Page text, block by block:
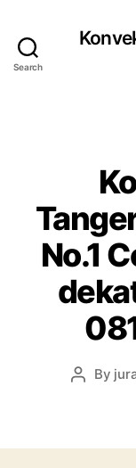
Search
No.1
Post
By